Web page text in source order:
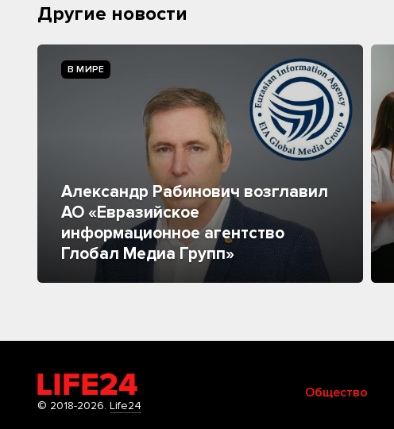
Другие новости
В МИРЕ
Александр Рабинович возглавил
АО «Евразийское
информационное агентство
Глобал Медиа Групп»
© 2018-2026. Life24
Общество